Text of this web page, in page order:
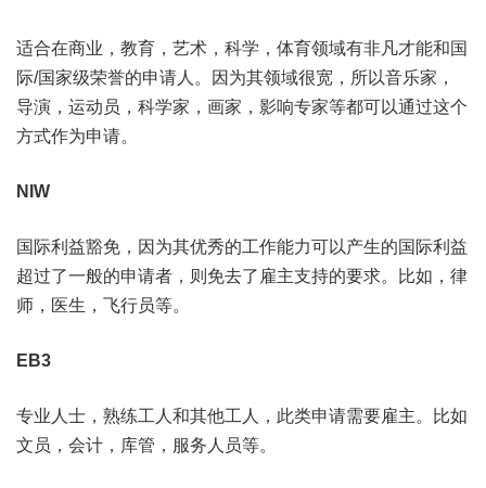
适合在商业，教育，艺术，科学，体育领域有非凡才能和国
际/国家级荣誉的申请人。因为其领域很宽，所以音乐家，
导演，运动员，科学家，画家，影响专家等都可以通过这个
方式作为申请。
NIW
国际利益豁免，因为其优秀的工作能力可以产生的国际利益
超过了一般的申请者，则免去了雇主支持的要求。比如，律
师，医生，飞行员等。
EB3
专业人士，熟练工人和其他工人，此类申请需要雇主。比如
文员，会计，库管，服务人员等。